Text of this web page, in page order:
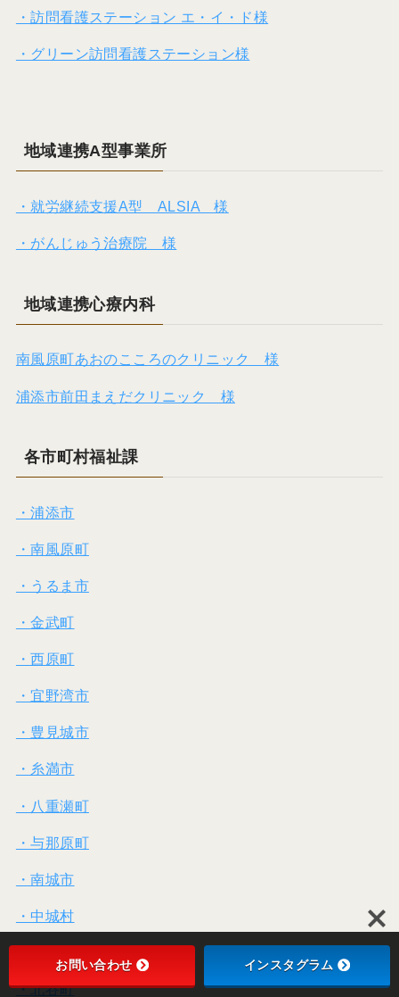
・訪問看護ステーション エ・イ・ド様
・グリーン訪問看護ステーション様
地域連携A型事業所
・就労継続支援A型 ALSIA 様
・がんじゅう治療院 様
地域連携心療内科
南風原町あおのこころのクリニック 様
浦添市前田まえだクリニック 様
各市町村福祉課
・浦添市
・南風原町
・うるま市
・金武町
・西原町
・宜野湾市
・豊見城市
・糸満市
・八重瀬町
・与那原町
・南城市
・中城村
・北谷町
お問い合わせ インスタグラム